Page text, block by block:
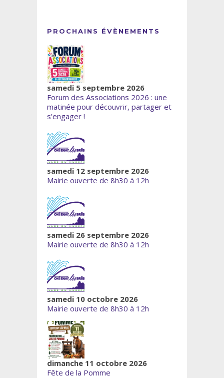
PROCHAINS ÉVÈNEMENTS
samedi 5 septembre 2026
Forum des Associations 2026 : une
matinée pour découvrir, partager et
s’engager !
samedi 12 septembre 2026
Mairie ouverte de 8h30 à 12h
samedi 26 septembre 2026
Mairie ouverte de 8h30 à 12h
samedi 10 octobre 2026
Mairie ouverte de 8h30 à 12h
dimanche 11 octobre 2026
Fête de la Pomme